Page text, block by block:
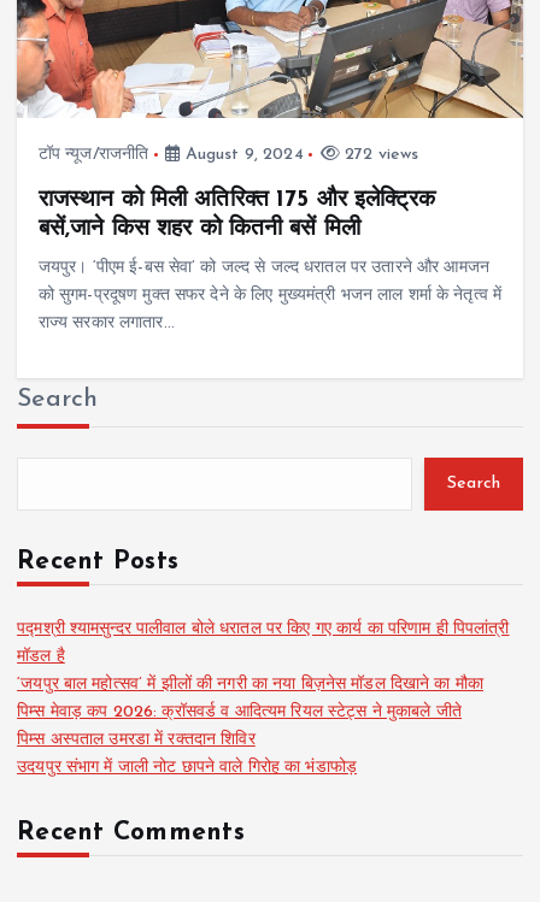
टॉप न्यूज/राजनीति August 9, 2024 272 views
राजस्थान को मिली अतिरिक्त 175 और इलेक्ट्रिक
बसें,जाने किस शहर को कितनी बसें मिली
जयपुर। ‘पीएम ई-बस सेवा’ को जल्द से जल्द धरातल पर उतारने और आमजन
को सुगम-प्रदूषण मुक्त सफर देने के लिए मुख्यमंत्री भजन लाल शर्मा के नेतृत्व में
राज्य सरकार लगातार…
Search
Search
Recent Posts
पद्मश्री श्यामसुन्दर पालीवाल बोले धरातल पर किए गए कार्य का परिणाम ही पिपलांत्री
मॉडल है
‘जयपुर बाल महोत्सव’ में झीलों की नगरी का नया बिज़नेस मॉडल दिखाने का मौका
पिम्स मेवाड़ कप 2026: क्रॉसवर्ड व आदित्यम रियल स्टेट्स ने मुकाबले जीते
पिम्स अस्पताल उमरडा में रक्तदान शिविर
उदयपुर संभाग में जाली नोट छापने वाले गिरोह का भंडाफोड़
Recent Comments